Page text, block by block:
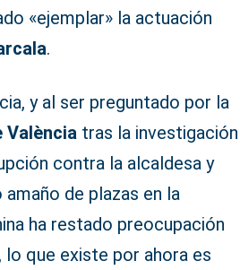
«ejemplar» la actuación
.
y al ser preguntado por la
València tras la investigación
contra la alcaldesa y
de plazas en la
ha restado preocupación
lo que existe por ahora es